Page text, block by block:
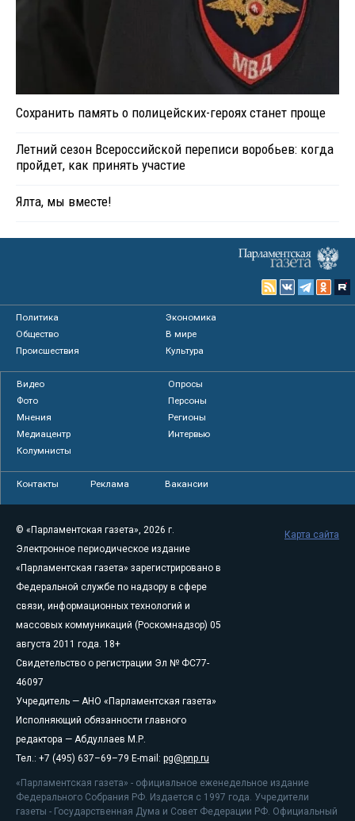
Сохранить память о полицейских-героях станет проще
Летний сезон Всероссийской переписи воробьев: когда
пройдет, как принять участие
Ялта, мы вместе!
Политика
Экономика
Общество
В мире
Происшествия
Культура
Видео
Опросы
Фото
Персоны
Мнения
Регионы
Медиацентр
Интервью
Колумнисты
Контакты Реклама Вакансии
© «Парламентская газета», 2026 г.
Электронное периодическое издание
«Парламентская газета» зарегистрировано в
Федеральной службе по надзору в сфере
связи, информационных технологий и
массовых коммуникаций (Роскомнадзор) 05
августа 2011 года. 18+
Свидетельство о регистрации Эл № ФС77-
46097
Учредитель — АНО «Парламентская газета»
Исполняющий обязанности главного
редактора — Абдуллаев М.Р.
Тел.: +7 (495) 637–69–79 E-mail: pg@pnp.ru
«Парламентская газета» - официальное еженедельное издание
Федерального Собрания РФ. Издается с 1997 года. Учредители
газеты - Государственная Дума и Совет Федерации РФ. Официальный
Карта сайта